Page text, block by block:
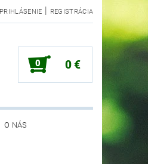
PRIHLÁSENIE | REGISTRÁCIA
0 0 €
O NÁS